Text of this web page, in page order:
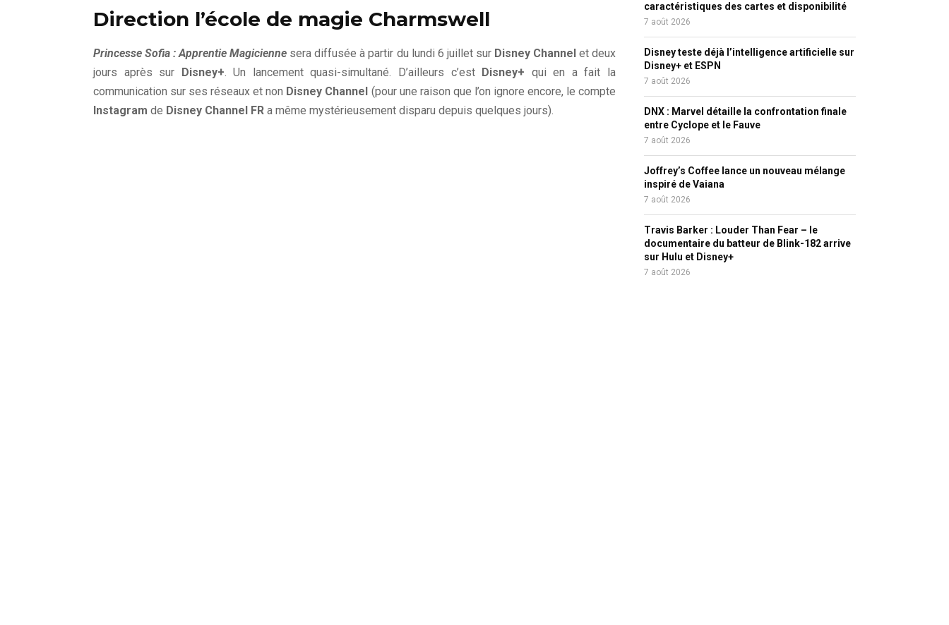
Direction l’école de magie Charmswell
Princesse Sofia : Apprentie Magicienne sera diffusée à partir du lundi 6 juillet sur Disney Channel et deux
jours après sur
Disney+. Un lancement quasi-simultané. D’ailleurs c’est Disney+ qui en a fait la
communication sur ses réseaux et non Disney Channel (pour une raison que l’on ignore encore, le compte
Instagram de Disney Channel FR a même mystérieusement disparu depuis quelques jours).
caractéristiques des cartes et disponibilité
7 août 2026
Disney teste déjà l’intelligence artificielle sur
Disney+ et ESPN
7 août 2026
DNX : Marvel détaille la confrontation finale
entre Cyclope et le Fauve
7 août 2026
Joffrey’s Coffee lance un nouveau mélange
inspiré de Vaiana
7 août 2026
Travis Barker : Louder Than Fear – le
documentaire du batteur de Blink-182 arrive
sur Hulu et Disney+
7 août 2026